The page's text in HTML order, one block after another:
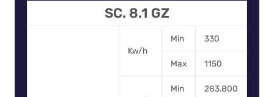
SC. 8.1 GZ
Kw/h
Min 330
Max 1150
Min 283.800